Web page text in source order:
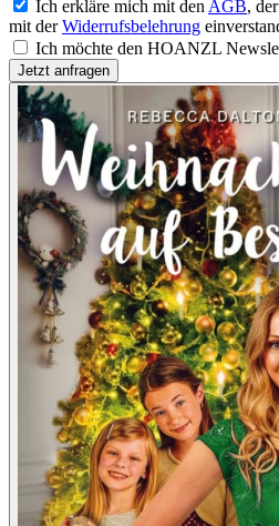
Ich erkläre mich mit den AGB, der
mit derWiderrufsbelehrung
Ich möchte den HOANZL